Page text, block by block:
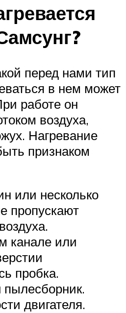
перед нами тип
в нем может
работе он
воздуха,
Нагревание
признаком
или несколько
пропускают
канале или
пробка.
двигателя.